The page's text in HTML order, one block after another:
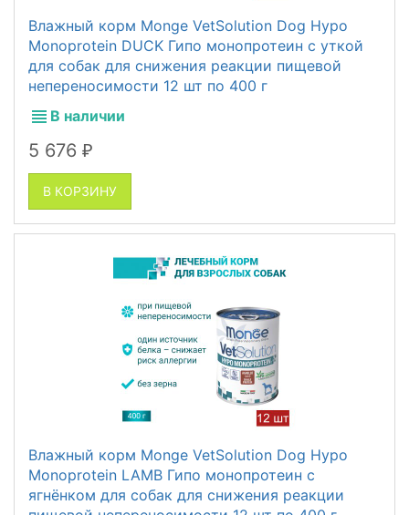
Влажный корм Monge VetSolution Dog Hypo
Monoprotein DUCK Гипо монопротеин с уткой
для собак для снижения реакции пищевой
непереносимости 12 шт по 400 г
В наличии
5 676 ₽
В КОРЗИНУ
Влажный корм Monge VetSolution Dog Hypo
Monoprotein LAMB Гипо монопротеин с
ягнёнком для собак для снижения реакции